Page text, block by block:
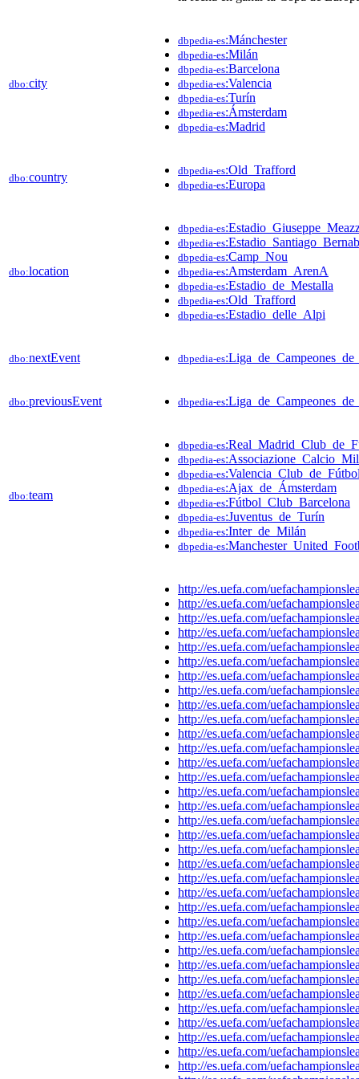
dbo:city
dbpedia-es:Mánchester
dbpedia-es:Milán
dbpedia-es:Barcelona
dbpedia-es:Valencia
dbpedia-es:Turín
dbpedia-es:Ámsterdam
dbpedia-es:Madrid
dbo:country dbpedia-es:Old_Trafford
dbpedia-es:Europa
dbo:location
dbpedia-es
dbpedia-es
dbpedia-es:Camp_Nou
dbpedia-es:Amsterdam_ArenA
dbpedia-es:Estadio_de_Mestalla
dbpedia-es:Old_Trafford
dbpedia-es:Estadio_delle_Alpi
dbo:nextEvent dbpedia-es
dbo:previousEvent dbpedia-es
dbo:team
dbpedia-es
dbpedia-es
dbpedia-es:Valencia_Club_de_Fútbol
dbpedia-es:Ajax_de_Ámsterdam
dbpedia-es:Fútbol_Club_Barcelona
dbpedia-es:Juventus_de_Turín
dbpedia-es:Inter_de_Milán
dbpedia-es
http://es.uefa.com/
http://es.uefa.com/
http://es.uefa.com/
http://es.uefa.com/
http://es.uefa.com/
http://es.uefa.com/
http://es.uefa.com/
http://es.uefa.com/
http://es.uefa.com/
http://es.uefa.com/
http://es.uefa.com/
http://es.uefa.com/
http://es.uefa.com/
http://es.uefa.com/
http://es.uefa.com/
http://es.uefa.com/
http://es.uefa.com/
http://es.uefa.com/
http://es.uefa.com/
http://es.uefa.com/
http://es.uefa.com/
http://es.uefa.com/
http://es.uefa.com/
http://es.uefa.com/
http://es.uefa.com/
http://es.uefa.com/
http://es.uefa.com/
http://es.uefa.com/
http://es.uefa.com/
http://es.uefa.com/
http://es.uefa.com/
http://es.uefa.com/
http://es.uefa.com/
http://es.uefa.com/